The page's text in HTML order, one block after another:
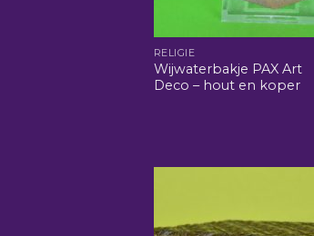
RELIGIE
Wijwaterbakje PAX Art
Deco – hout en koper